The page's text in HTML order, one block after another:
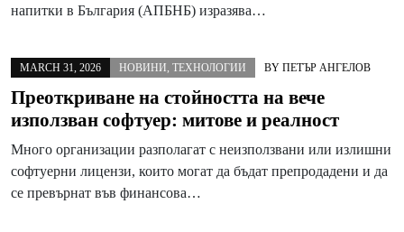
напитки в България (АПБНБ) изразява…
MARCH 31, 2026 НОВИНИ ТЕХНОЛОГИИ BY ПЕТЪР АНГЕЛОВ
Преоткриване на стойността на вече
използван софтуер: митове и реалност
Много организации разполагат с неизползвани или излишни
софтуерни лицензи, които могат да бъдат препродадени и да
се превърнат във финансова…